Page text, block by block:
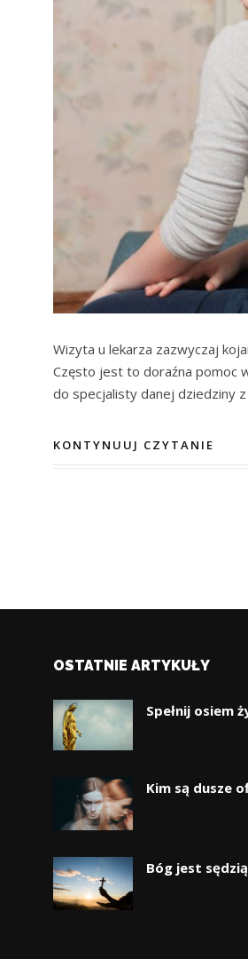
Wizyta u lekarza zazwyczaj
Często jest to doraźna pomoc
do specjalisty danej dziedziny
KONTYNUUJ CZYTANIE
OSTATNIE ARTYKUŁY
Spełnij osiem
Kim są dusze
Bóg jest